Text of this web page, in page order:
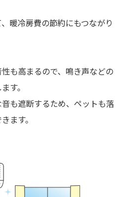
暖冷房費の節約にもつながり
も高まるので、鳴き声などの
す。
も遮断するため、ペットも落
ます。